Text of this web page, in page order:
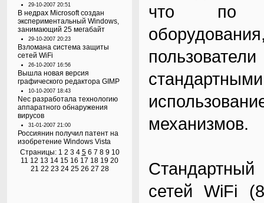
29-10-2007 20:51
В недрах Microsoft создан
экспериментальный Windows,
занимающий 25 мегабайт
29-10-2007 20:23
Взломана система защиты
сетей WiFi
26-10-2007 16:56
Вышла новая версия
графического редактора GIMP
10-10-2007 18:43
Nec разработала технологию
аппаратного обнаружения
вирусов
31-01-2007 21:00
Россиянин получил патент на
изобретение Windows Vista
Страницы: 1 2 3 4 5 6 7 8 9 10
11 12 13 14 15 16 17 18 19 20
21 22 23 24 25 26 27 28
что по
механизмов.
сетей WiFi